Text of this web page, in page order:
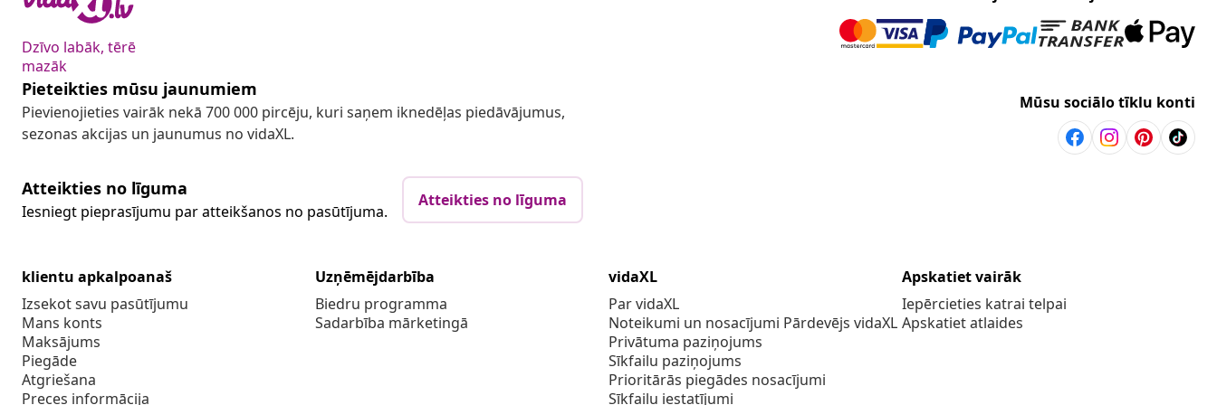
Dzīvo labāk, tērē
mazāk
Pieteikties mūsu jaunumiem
Pievienojieties vairāk nekā 700 000 pircēju, kuri saņem iknedēļas piedāvājumus,
sezonas akcijas un jaunumus no vidaXL.
Mūsu sociālo tīklu konti
Atteikties no līguma
Iesniegt pieprasījumu par atteikšanos no pasūtījuma.
Atteikties no līguma
klientu apkalpoanaš
Izsekot savu pasūtījumu
Mans konts
Maksājums
Piegāde
Atgriešana
Preces informācija
Uzņēmējdarbība
Biedru programma
Sadarbība mārketingā
vidaXL
Par vidaXL
Noteikumi un nosacījumi Pārdevējs vidaXL
Privātuma paziņojums
Sīkfailu paziņojums
Prioritārās piegādes nosacījumi
Sīkfailu iestatījumi
Apskatiet vairāk
Iepērcieties katrai telpai
Apskatiet atlaides